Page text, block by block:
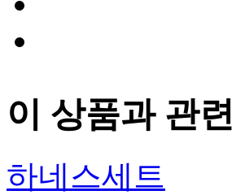
이 상품과 관
하네스세트